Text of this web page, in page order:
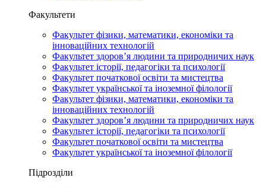
Факультети
Факультет фізики, математики, економіки та
інноваційних технологій
Факультет здоров’я людини та природничих наук
Факультет історії, педагогіки та психології
Факультет початкової освіти та мистецтва
Факультет української та іноземної філології
Факультет фізики, математики, економіки та
інноваційних технологій
Факультет здоров’я людини та природничих наук
Факультет історії, педагогіки та психології
Факультет початкової освіти та мистецтва
Факультет української та іноземної філології
Підрозділи